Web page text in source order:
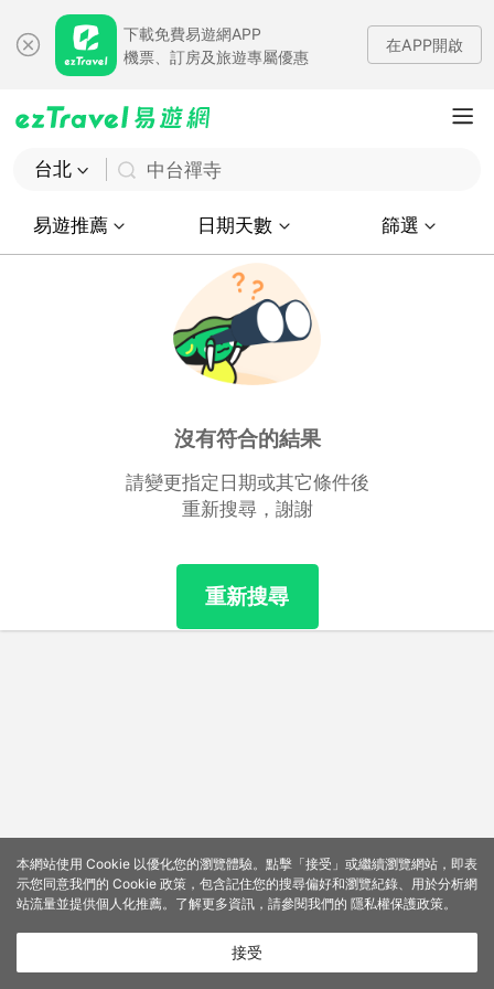
下載免費易遊網APP
機票、訂房及旅遊專屬優惠
在APP開啟
台北 中台禪寺
易遊推薦 日期天數 篩選
沒有符合的結果
請變更指定日期或其它條件後
重新搜尋，謝謝
重新搜尋
本網站使用 Cookie 以優化您的瀏覽體驗。點擊「接受」或繼續瀏覽網站，即表
示您同意我們的 Cookie 政策，包含記住您的搜尋偏好和瀏覽紀錄、用於分析網
站流量並提供個人化推薦。了解更多資訊，請參閱我們的 隱私權保護政策。
接受